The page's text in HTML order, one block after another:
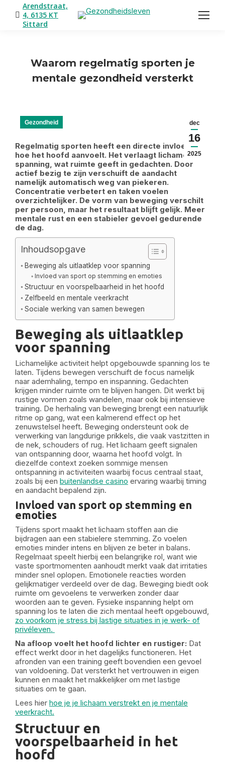
Arendstraat,
4, 6135 KT
Sittard
Waarom regelmatig sporten je
mentale gezondheid versterkt
dec
16
2025
Gezondheid
Regelmatig sporten heeft een directe invloed op
hoe het hoofd aanvoelt. Het verlaagt lichamelijke
spanning, wat ruimte geeft in gedachten. Door
actief bezig te zijn verschuift de aandacht
namelijk automatisch weg van piekeren.
Concentratie verbetert en taken voelen
overzichtelijker. De vorm van beweging verschilt
per persoon, maar het resultaat blijft gelijk. Meer
mentale rust en een stabieler gevoel gedurende
de dag.
Inhoudsopgave
Beweging als uitlaatklep voor spanning
Invloed van sport op stemming en emoties
Structuur en voorspelbaarheid in het hoofd
Zelfbeeld en mentale veerkracht
Sociale werking van samen bewegen
Beweging als uitlaatklep
voor spanning
Lichamelijke activiteit helpt opgebouwde spanning los te
laten. Tijdens bewegen verschuift de focus namelijk
naar ademhaling, tempo en inspanning. Gedachten
krijgen minder ruimte om te blijven hangen. Dit werkt bij
rustige vormen zoals wandelen, maar ook bij intensieve
training. De herhaling van beweging brengt een natuurlijk
ritme op gang, wat een kalmerend effect op het
zenuwstelsel heeft. Beweging ondersteunt ook de
verwerking van langdurige prikkels, die vaak vastzitten in
de nek, schouders of rug. Het lichaam geeft signalen
van ontspanning door, waarna het hoofd volgt. In
diezelfde context zoeken sommige mensen
ontspanning in activiteiten waarbij focus centraal staat,
zoals bij een buitenlandse casino ervaring waarbij timing
en aandacht bepalend zijn.
Invloed van sport op stemming en
emoties
Tijdens sport maakt het lichaam stoffen aan die
bijdragen aan een stabielere stemming. Zo voelen
emoties minder intens en blijven ze beter in balans.
Regelmaat speelt hierbij een belangrijke rol, want wie
vaste sportmomenten aanhoudt merkt vaak dat irritaties
minder snel oplopen. Emotionele reacties worden
gelijkmatiger verdeeld over de dag. Beweging biedt ook
ruimte om gevoelens te verwerken zonder daar
woorden aan te geven. Fysieke inspanning helpt om
spanning los te laten die zich mentaal heeft opgebouwd,
zo voorkom je stress bij lastige situaties in je werk- of
privéleven.
Na afloop voelt het hoofd lichter en rustiger: Dat
effect werkt door in het dagelijks functioneren. Het
afronden van een training geeft bovendien een gevoel
van voldoening. Dat versterkt het vertrouwen in eigen
kunnen en maakt het makkelijker om met lastige
situaties om te gaan.
Lees hier hoe je je lichaam verstrekt en je mentale
veerkracht.
Structuur en
voorspelbaarheid in het
hoofd